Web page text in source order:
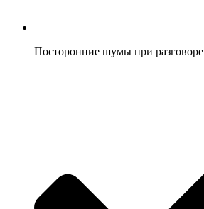
Посторонние шумы при разговоре